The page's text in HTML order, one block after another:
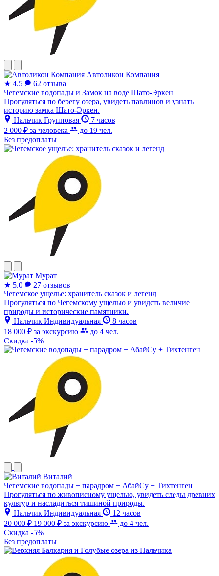
Автоликон Компания
★ 4.5
62 отзыва
Чегемские водопады и Замок на воде Шато-Эркен
Прогуляться по берегу озера, увидеть павлинов и узнать
историю замка Шато-Эркен.
Нальчик Групповая
7 часов
2 000 ₽ за человека
до 19 чел.
Без предоплаты
Мурат
★ 5.0
27 отзывов
Чегемское ущелье: хранитель сказок и легенд
Прогуляться по Чегемскому ущелью и увидеть величие
природы и исторические памятники.
Нальчик Индивидуальная
8 часов
18 000 ₽ за экскурсию
до 4 чел.
Скидка -5%
Виталий
Чегемские водопады + парадром + АбайСу + Тихтенген
Прогуляться по живописному ущелью, увидеть следы древних
культур и насладиться тишиной природы.
Нальчик Индивидуальная
12 часов
20 000 ₽ 19 000 ₽ за экскурсию
до 4 чел.
Скидка -5%
Без предоплаты